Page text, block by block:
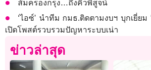
ส้มครองกรุง…ถึงคิวพิสูจน์
‘ไอซ์’ นำทีม กมธ.ติดตามงบฯ บุกเยี่ยม
เปิดโพสต์รวบรวมปัญหาระบบเน่า
ข่าวล่าสุด